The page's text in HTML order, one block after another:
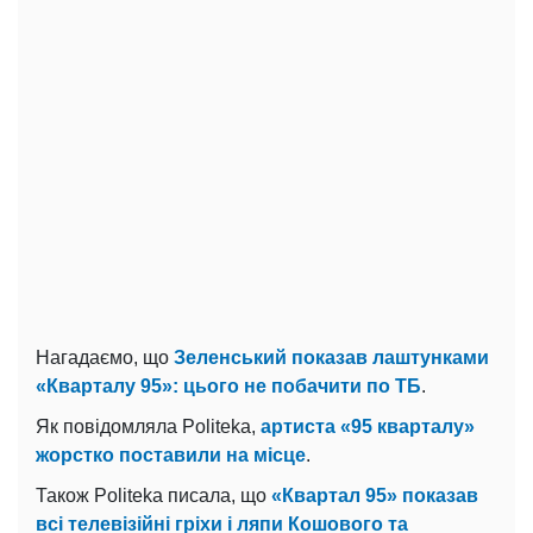
Нагадаємо, що Зеленський показав лаштунками
«Кварталу 95»: цього не побачити по ТБ.
Як повідомляла Politeka, артиста «95 кварталу»
жорстко поставили на місце.
Також Politeka писала, що «Квартал 95» показав
всі телевізійні гріхи і ляпи Кошового та